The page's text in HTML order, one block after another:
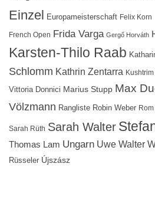
Einzel Europameisterschaft Felix Korn
French Open Frida Varga Gergő Horváth
Karsten-Thilo Raab
Schlomm Kathrin Zentarra
Vittoria Donnici Marius Stupp Max
Völzmann Rangliste Robin Weber Rom
Sarah Rüth Sarah Walter
Thomas Lam Ungarn Uwe Walter
Rüsseler Újszász